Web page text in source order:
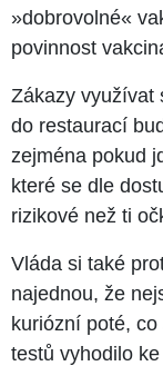
»dobrovolné«
povinnost
Zákazy využívat
do restaurací
zejména pokud
které se dle
rizikové než ti
Vláda si také
najednou, že
kuriózní poté,
testů vyhodilo